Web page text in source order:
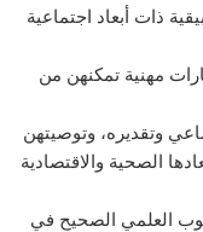
ذات أبعاد اجتماعية
مهنية تمكنهن من
وتقديره، وتوصيتهن
الصحية والاقتصادية
العلمي الصحيح في